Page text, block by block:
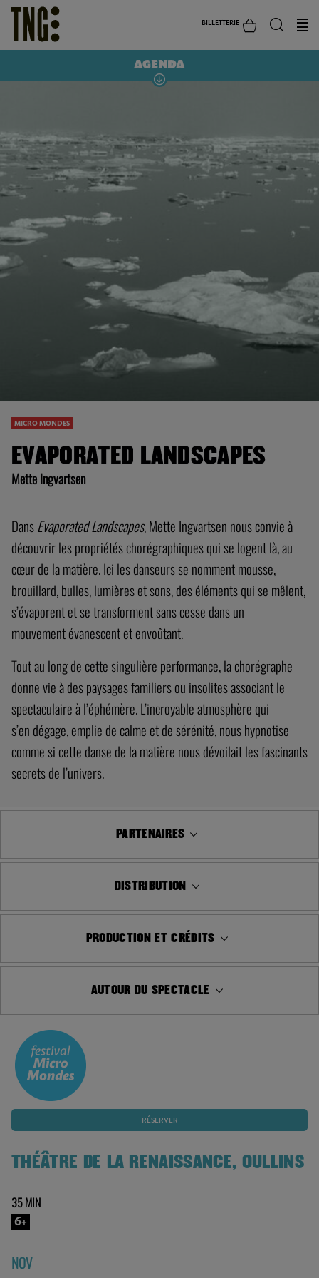
BILLETTERIE
AGENDA
MICRO MONDES
EVAPORATED LANDSCAPES
Mette Ingvartsen
DansEvaporated Landscapes, Mette Ingvartsen nous convie à
découvrir les propriétés chorégraphiques qui se logent là, au
cœur de la matière. Ici les danseurs se nomment mousse,
brouillard, bulles, lumières et sons, des éléments qui se mêlent,
s’évaporent et se transforment sans cesse dans un
mouvement évanescent et envoûtant.
Tout au long de cette singulière performance, la chorégraphe
donne vie à des paysages familiers ou insolites associant le
spectaculaire à l’éphémère. L’incroyable atmosphère qui
s’en dégage, emplie de calme et de sérénité, nous hypnotise
comme si cette danse de la matière nous dévoilait les fascinants
secrets de l’univers.
PARTENAIRES
DISTRIBUTION
PRODUCTION ET CRÉDITS
AUTOUR DU SPECTACLE
RÉSERVER
THÉÂTRE DE LA RENAISSANCE, OULLINS
35 MIN
6+
NOV